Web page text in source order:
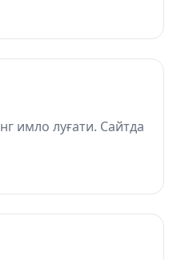
имло луғати. Сайтда